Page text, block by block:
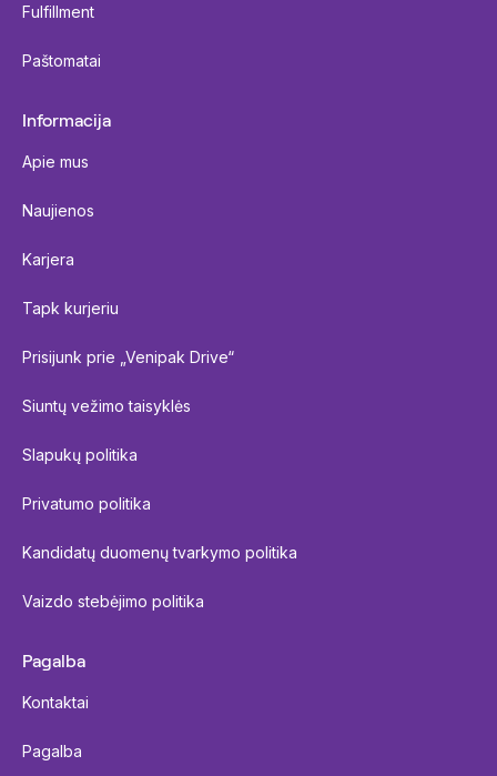
Fulfillment
Paštomatai
Informacija
Apie mus
Naujienos
Karjera
Tapk kurjeriu
Prisijunk prie „Venipak Drive“
Siuntų vežimo taisyklės
Slapukų politika
Privatumo politika
Kandidatų duomenų tvarkymo politika
Vaizdo stebėjimo politika
Pagalba
Kontaktai
Pagalba